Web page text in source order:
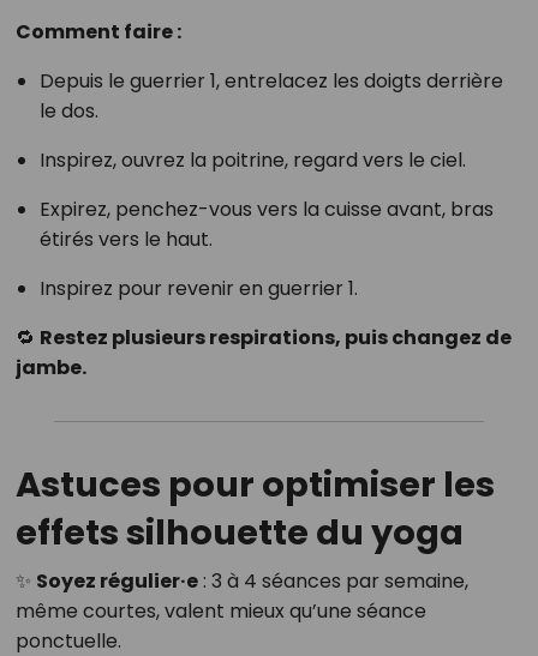
Comment faire :
Depuis le guerrier 1, entrelacez les doigts derrière
le dos.
Inspirez, ouvrez la poitrine, regard vers le ciel.
Expirez, penchez-vous vers la cuisse avant, bras
étirés vers le haut.
Inspirez pour revenir en guerrier 1.
🔁 Restez plusieurs respirations, puis changez de
jambe.
Astuces pour optimiser les
effets silhouette du yoga
✨ Soyez régulier·e: 3 à 4 séances par semaine,
même courtes, valent mieux qu’une séance
ponctuelle.